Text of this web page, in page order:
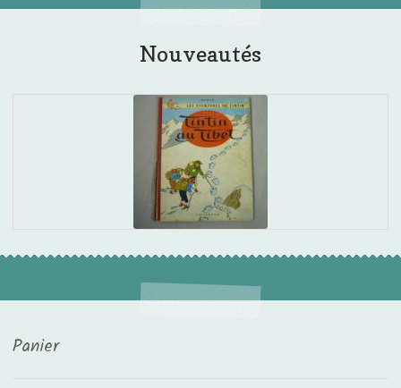
Nouveautés
Panier